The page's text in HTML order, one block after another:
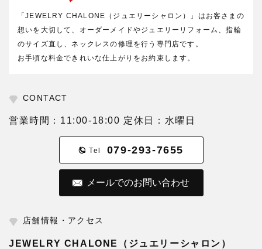
「JEWELRY CHALONE（ジュエリーシャロン）」はお客さまの
想いを大切して、オーダーメイドやジュエリーリフォーム、指輪
のサイズ直し、ネックレスの修理を行う専門店です。
お手頃な料金できれいな仕上がりをお約束します。
CONTACT
営業時間：11:00-18:00 定休日：水曜日
Tel 079-293-7655
メールでのお問い合わせ
店舗情報・アクセス
JEWELRY CHALONE（ジュエリーシャロン）